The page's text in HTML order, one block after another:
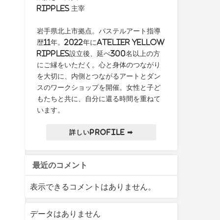
ripples 主宰
岩手県北上市拠点。パステルアート指導
歴11年。2022年にAtelier yellow
ripples設立後、延べ300名以上の方
にご縁をいただく。心と身体のつながり
を大切に、内側とつながるアートとダン
スのワークショップを開催。女性と子ど
もたちと共に、自分に還る時間を重ねて
います。
詳しいProfile ➡
最近のコメント
表示できるコメントはありません。
データはありません